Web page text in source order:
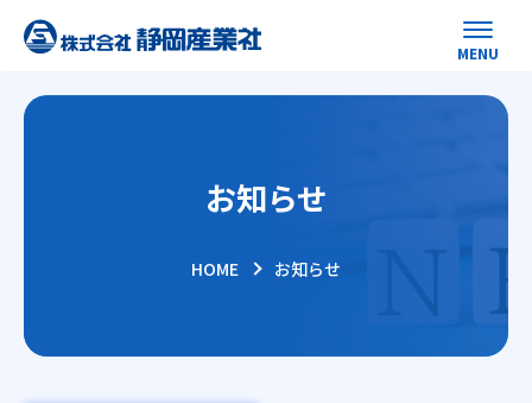
お知らせ
HOME お知らせ